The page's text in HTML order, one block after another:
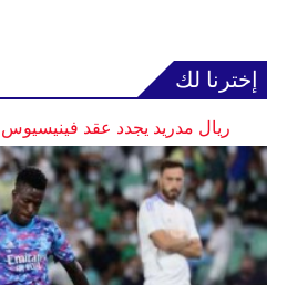
إخترنا لك
ريال مدريد يجدد عقد فينيسيوس